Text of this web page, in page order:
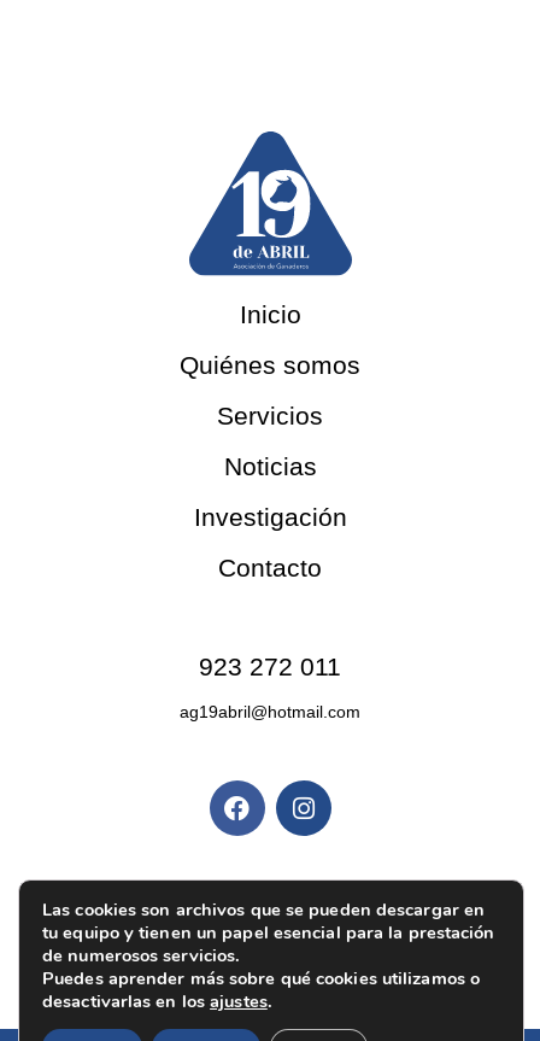
Inicio
Quiénes somos
Servicios
Noticias
Investigación
Contacto
923 272 011
ag19abril@hotmail.com
Política de privacidad|Aviso legal|Política de
cookies |Ajustes de cookies
Las cookies son archivos que se pueden descargar en
tu equipo y tienen un papel esencial para la prestación
de numerosos servicios.
Puedes aprender más sobre qué cookies utilizamos o
desactivarlas en losajustes.